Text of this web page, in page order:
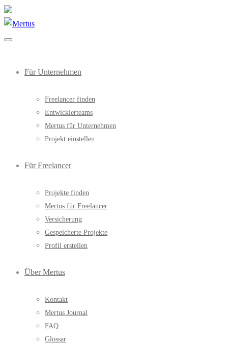
Für Unternehmen
Freelancer finden
Entwicklerteams
Mertus für Unternehmen
Projekt einstellen
Für Freelancer
Projekte finden
Mertus für Freelancer
Versicherung
Gespeicherte Projekte
Profil erstellen
Über Mertus
Kontakt
Mertus Journal
FAQ
Glossar